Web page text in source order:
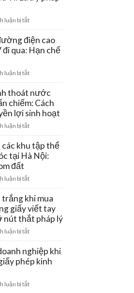
hứa
giá
Những
chiêu
bẫy
trắng
tiền
cọc
luận bị tắtở
đất
ven
trục
linh
Tây
–
Ba
Lưu
pháp
lý
tư
điện cao
qua: Hạn chế
luận bị tắtở
dính
đường
điện
cao
thế
đi
qua:
xây
thoát nước
chiếm: Cách
lợi sinh hoạt
luận bị tắtở
có
rãnh
thoát
chung
lấn
chiếm:
Cách
vệ
lợi
sinh
khu tập thể
tại Hà Nội:
đất
luận bị tắtở
thuộc
các
khu
tập
thể
hỏng
hóc
Nội:
trắng khi mua
giấy viết tay
nút thắt pháp lý
luận bị tắtở
ro
mất
trắng
mua
nghiệp khi
phép kinh
luận bị tắtở